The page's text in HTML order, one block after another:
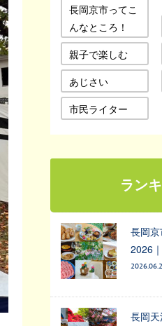
長岡京市ってこ
んなところ！
親子で楽しむ
あじさい
市民ライター
ラン
長岡
2026
長岡